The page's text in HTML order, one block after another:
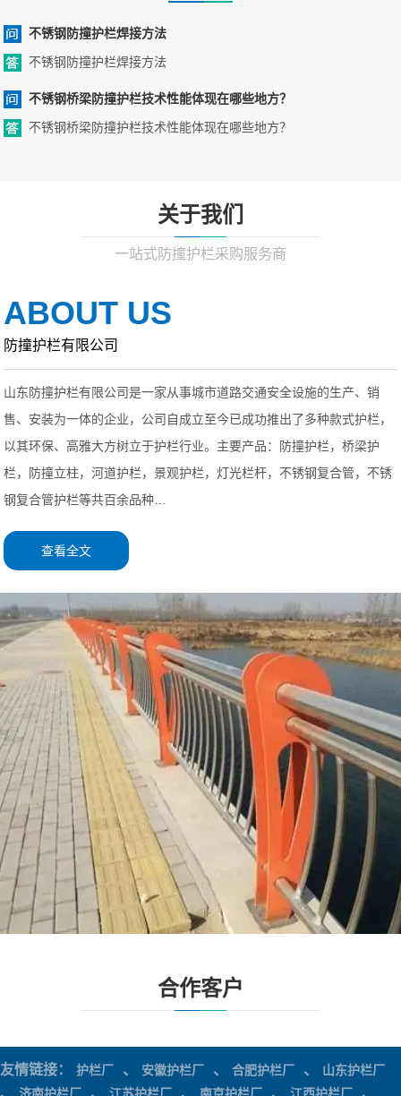
不锈钢防撞护栏焊接方法
不锈钢防撞护栏焊接方法
不锈钢桥梁防撞护栏技术性能体现在哪些地方？
不锈钢桥梁防撞护栏技术性能体现在哪些地方？
关于我们
一站式防撞护栏采购服务商
ABOUT US
防撞护栏有限公司
山东防撞护栏有限公司是一家从事城市道路交通安全设施的生产、销
售、安装为一体的企业，公司自成立至今已成功推出了多种款式护栏，
以其环保、高雅大方树立于护栏行业。主要产品：防撞护栏，桥梁护
栏，防撞立柱，河道护栏，景观护栏，灯光栏杆，不锈钢复合管，不锈
钢复合管护栏等共百余品种…
查看全文
合作客户
友情链接： 护栏厂 、 安徽护栏厂 、 合肥护栏厂 、 山东护栏厂